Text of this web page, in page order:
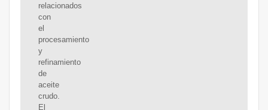
relacionados
con
el
procesamiento
y
refinamiento
de
aceite
crudo.
El